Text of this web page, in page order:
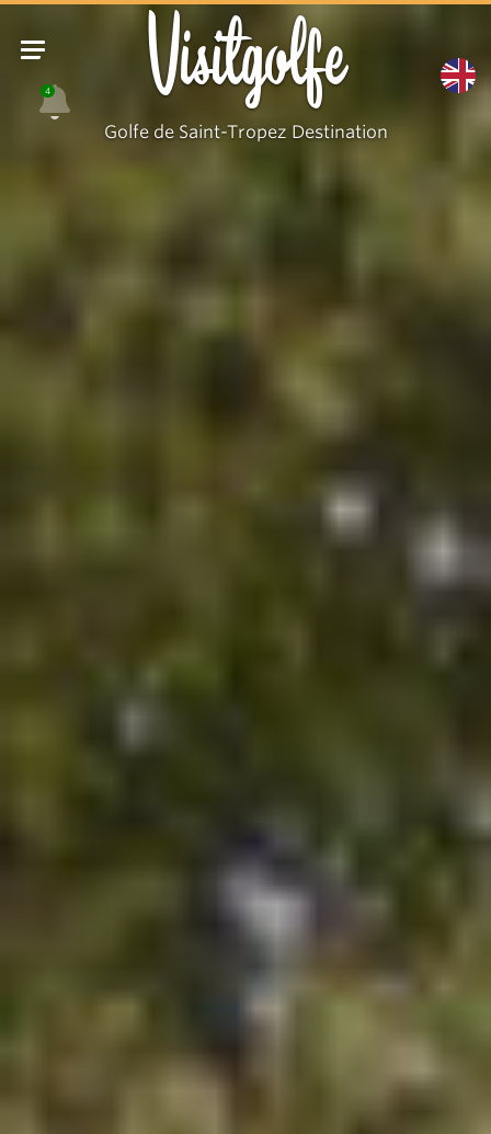
4 Visitgolfe
Golfe de Saint-Tropez Destination